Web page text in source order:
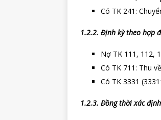
Có TK 241:
1.2.2. Định kỳ theo hợp
Nợ TK 111, 112,
Có TK 711: Thu
Có TK 3331
1.2.3. Đồng thời xác